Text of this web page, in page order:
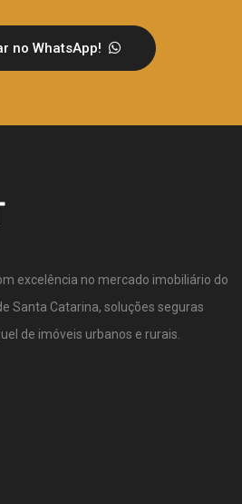
no WhatsApp!
excelência no mercado imobiliário do
Santa Catarina, soluções seguras
de imóveis urbanos e rurais.